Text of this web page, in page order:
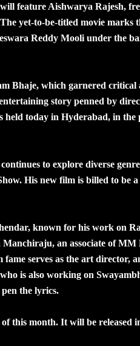
feature Aishwarya Rajesh,
yet-to-be-titled movie marks
Reddy Mooli under the
Bhaje, which garnered critical
story penned by
today in Hyderabad, in the
to explore diverse
His new film is billed to be
known for his work on
an associate of
serves as the art director,
is also working on
the lyrics.
this month. It will be released